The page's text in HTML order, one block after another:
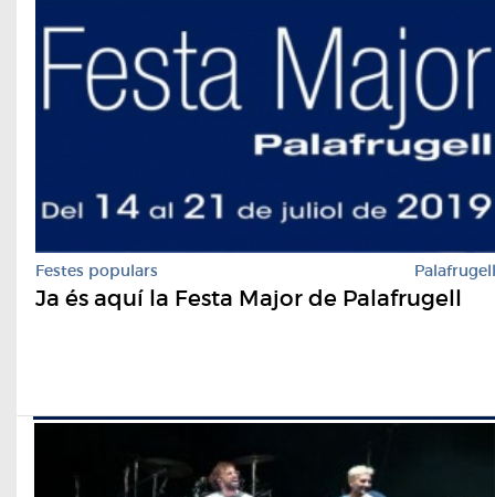
Festes populars Palafrugell
Ja és aquí la Festa Major de Palafrugell